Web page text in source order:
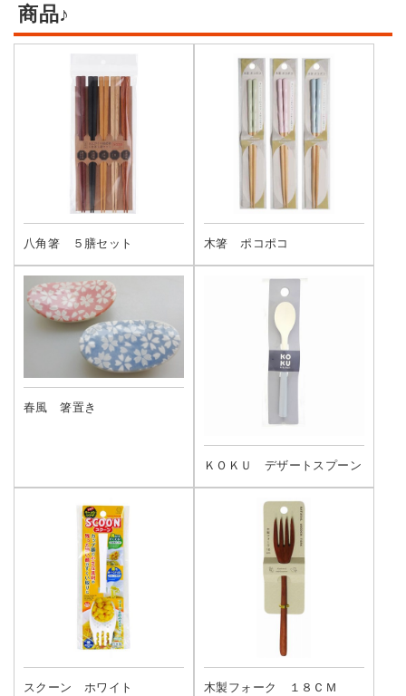
商品♪
八角箸 ５膳セット 木箸 ポコポコ
春風 箸置き
ＫＯＫＵ デザートスプーン
スクーン ホワイト 木製フォーク １８ＣＭ